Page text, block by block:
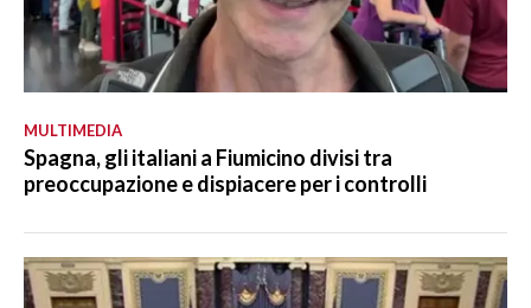
MULTIMEDIA
Spagna, gli italiani a Fiumicino divisi tra
preoccupazione e dispiacere per i controlli